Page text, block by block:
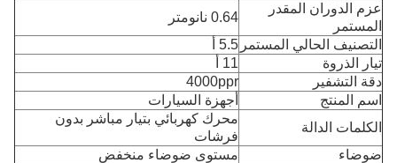
عزم الدوران المقدر
المستمر
0.64 نانومتر
التصنيف الحالي المستمر 5.5 أ
تيار الذروة
11 أ
دقة التشفير
4000ppr
اسم المنتج
أجهزة السيارات
الكلمات الدالة
محرك كهربائي بتيار مباشر بدون
فرشات
ضوضاء
مستوى ضوضاء منخفض